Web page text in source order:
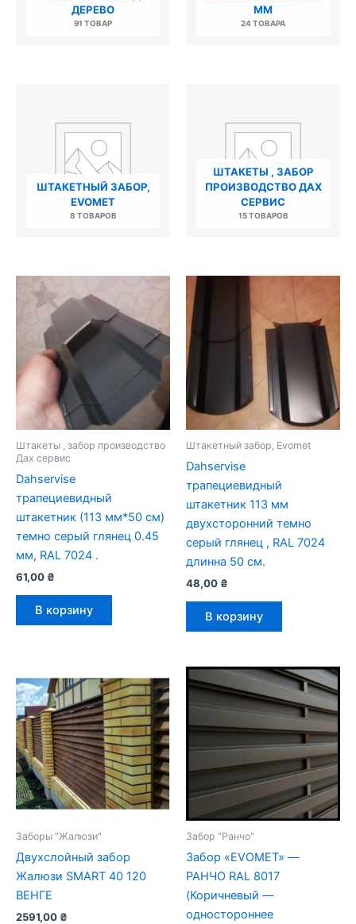
ДЕРЕВО
91 ТОВАР
ММ
24 ТОВАРА
ШТАКЕТНЫЙ ЗАБОР,
EVOMET
8 ТОВАРОВ
ШТАКЕТЫ , ЗАБОР
ПРОИЗВОДСТВО ДАХ
СЕРВИС
15 ТОВАРОВ
Штакеты , забор производство
Дах сервис
Dahservise
трапециевидный
штакетник (113 мм*50 см)
темно серый глянец 0.45
мм, RAL 7024 .
61,00 ₴
В корзину
Штакетный забор, Evomet
Dahservise
трапециевидный
штакетник 113 мм
двухсторонний темно
серый глянец , RAL 7024
длинна 50 см.
48,00 ₴
В корзину
Заборы "Жалюзи"
Двухслойный забор
Жалюзи SMART 40 120
ВЕНГЕ
2591,00 ₴
Забор "Ранчо"
Забор «EVOMET» —
РАНЧО RAL 8017
(Коричневый —
одностороннее